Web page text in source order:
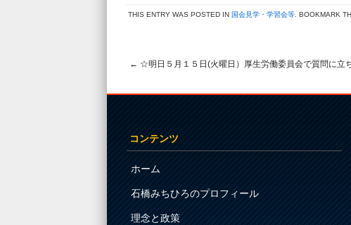
THIS ENTRY WAS POSTED IN 国会見学・学習会等 . BOOKMARK
← ☆明日５月１５日(火曜日）厚生労働委員会で質問に立
コンテンツ
ホーム
石橋みちひろのプロフィール
理念と政策